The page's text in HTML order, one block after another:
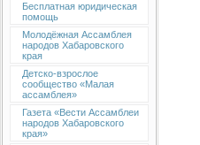
Бесплатная юридическая
помощь
Молодёжная Ассамблея
народов Хабаровского
края
Детско-взрослое
сообщество «Малая
ассамблея»
Газета «Вести Ассамблеи
народов Хабаровского
края»